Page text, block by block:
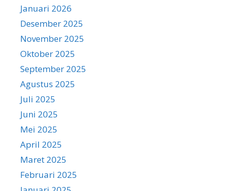
Januari 2026
Desember 2025
November 2025
Oktober 2025
September 2025
Agustus 2025
Juli 2025
Juni 2025
Mei 2025
April 2025
Maret 2025
Februari 2025